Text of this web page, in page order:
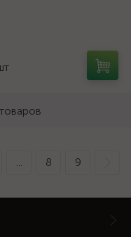
... 8 9